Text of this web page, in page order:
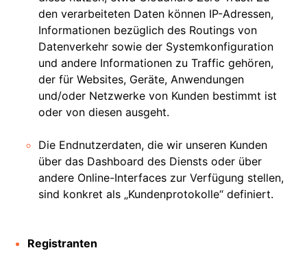
den verarbeiteten Daten können IP-Adressen,
Informationen bezüglich des Routings von
Datenverkehr sowie der Systemkonfiguration
und andere Informationen zu Traffic gehören,
der für Websites, Geräte, Anwendungen
und/oder Netzwerke von Kunden bestimmt ist
oder von diesen ausgeht.
Die Endnutzerdaten, die wir unseren Kunden
über das Dashboard des Diensts oder über
andere Online-Interfaces zur Verfügung stellen,
sind konkret als „Kundenprotokolle“ definiert.
Registranten